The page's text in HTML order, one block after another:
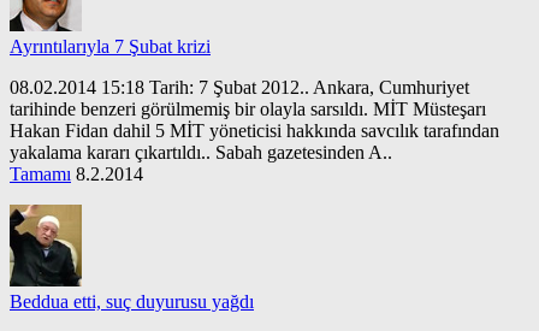
Ayrıntılarıyla 7 Şubat krizi
08.02.2014 15:18 Tarih: 7 Şubat 2012.. Ankara, Cumhuriyet
tarihinde benzeri görülmemiş bir olayla sarsıldı. MİT Müsteşarı
Hakan Fidan dahil 5 MİT yöneticisi hakkında savcılık tarafından
yakalama kararı çıkartıldı.. Sabah gazetesinden A..
Tamamı 8.2.2014
Beddua etti, suç duyurusu yağdı